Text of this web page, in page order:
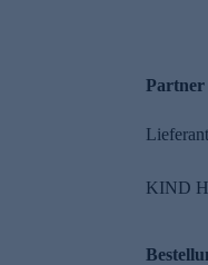
Partner
KIND